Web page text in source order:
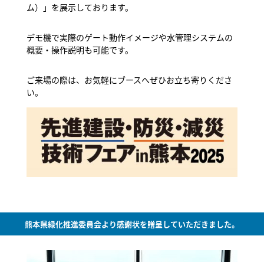
ム）」を展示しております。
デモ機で実際のゲート動作イメージや水管理システムの
概要・操作説明も可能です。
ご来場の際は、お気軽にブースへぜひお立ち寄りくださ
い。
熊本県緑化推進委員会より感謝状を贈呈していただきました。